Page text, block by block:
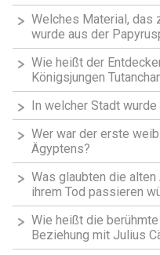
Welches Material, das
wurde aus der
Wie heißt der
Königsjungen
In welcher Stadt
Wer war der erste
Ägyptens?
Was glaubten die alten
ihrem Tod passieren
Wie heißt die
Beziehung mit Julius